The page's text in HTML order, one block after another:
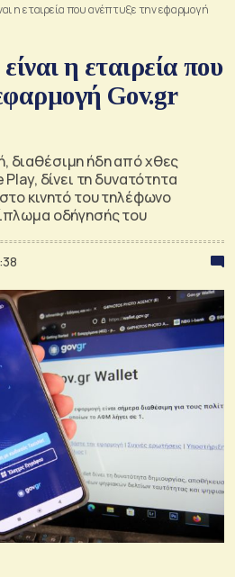
η εταιρεία που ανέπτυξε την εφαρμογή
η εταιρεία που
Gov.gr
διαθέσιμη ήδη από χθες
δίνει τη δυνατότητα
κινητό του τηλέφωνο
οδήγησής του